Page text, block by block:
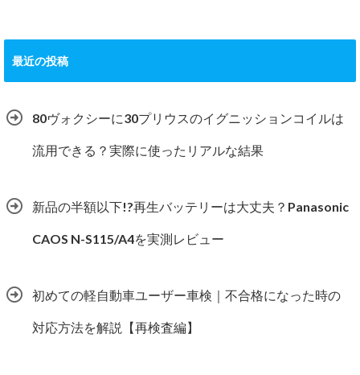
最近の投稿
80ヴォクシーに30プリウスのイグニッションコイルは
流用できる？実際に使ったリアルな結果
新品の半額以下!?再生バッテリーは大丈夫？Panasonic
CAOS N-S115/A4を実測レビュー
初めての軽自動車ユーザー車検｜不合格になった時の
対応方法を解説【再検査編】